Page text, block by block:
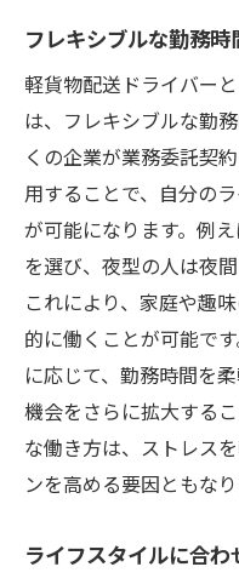
フレキシブルな勤務時
軽貨物配送ドライバー
は、フレキシブルな勤
くの企業が業務委託契
用することで、自分の
が可能になります。例
を選び、夜型の人は夜
これにより、家庭や趣
的に働くことが可能で
に応じて、勤務時間を
機会をさらに拡大する
な働き方は、ストレス
ンを高める要因ともなり
ライフスタイルに合わ